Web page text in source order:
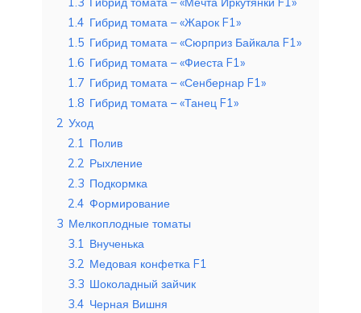
1.4 Гибрид томата – «Жарок F1»
1.5 Гибрид томата – «Сюрприз Байкала F1»
1.6 Гибрид томата – «Фиеста F1»
1.7 Гибрид томата – «Сенбернар F1»
1.8 Гибрид томата – «Танец F1»
2 Уход
2.1 Полив
2.2 Рыхление
2.3 Подкормка
2.4 Формирование
3 Мелкоплодные томаты
3.1 Внученька
3.2 Медовая конфетка F1
3.3 Шоколадный зайчик
3.4 Черная Вишня